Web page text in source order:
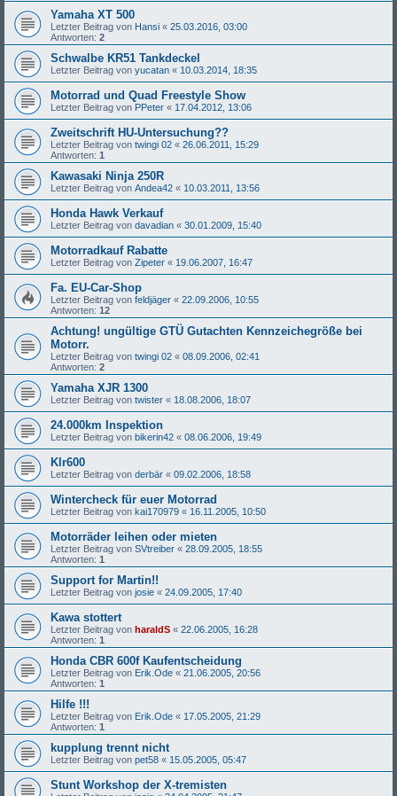
Yamaha XT 500
Letzter Beitrag von Hansi « 25.03.2016, 03:00
Antworten: 2
Schwalbe KR51 Tankdeckel
Letzter Beitrag von yucatan « 10.03.2014, 18:35
Motorrad und Quad Freestyle Show
Letzter Beitrag von PPeter « 17.04.2012, 13:06
Zweitschrift HU-Untersuchung??
Letzter Beitrag von twingi 02 « 26.06.2011, 15:29
Antworten: 1
Kawasaki Ninja 250R
Letzter Beitrag von Andea42 « 10.03.2011, 13:56
Honda Hawk Verkauf
Letzter Beitrag von davadian « 30.01.2009, 15:40
Motorradkauf Rabatte
Letzter Beitrag von Zipeter « 19.06.2007, 16:47
Fa. EU-Car-Shop
Letzter Beitrag von feldjäger « 22.09.2006, 10:55
Antworten: 12
Achtung! ungültige GTÜ Gutachten Kennzeichegröße bei
Motorr.
Letzter Beitrag von twingi 02 « 08.09.2006, 02:41
Antworten: 2
Yamaha XJR 1300
Letzter Beitrag von twister « 18.08.2006, 18:07
24.000km Inspektion
Letzter Beitrag von bikerin42 « 08.06.2006, 19:49
Klr600
Letzter Beitrag von derbär « 09.02.2006, 18:58
Wintercheck für euer Motorrad
Letzter Beitrag von kai170979 « 16.11.2005, 10:50
Motorräder leihen oder mieten
Letzter Beitrag von SVtreiber « 28.09.2005, 18:55
Antworten: 1
Support for Martin!!
Letzter Beitrag von josie « 24.09.2005, 17:40
Kawa stottert
Letzter Beitrag von haraldS « 22.06.2005, 16:28
Antworten: 1
Honda CBR 600f Kaufentscheidung
Letzter Beitrag von Erik.Ode « 21.06.2005, 20:56
Antworten: 1
Hilfe !!!
Letzter Beitrag von Erik.Ode « 17.05.2005, 21:29
Antworten: 1
kupplung trennt nicht
Letzter Beitrag von pet58 « 15.05.2005, 05:47
Stunt Workshop der X-tremisten